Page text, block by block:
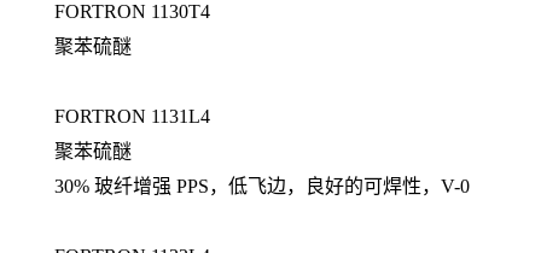
FORTRON 1130T4
聚苯硫醚
FORTRON 1131L4
聚苯硫醚
30% 玻纤增强 PPS，低飞边，良好的可焊性，V-0